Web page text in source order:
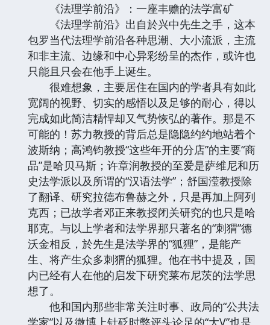
《法理学前沿》：一座丰赡的法学富矿
《法理学前沿》出自於兴中先生之手，这本
包罗当代法理学前沿各种思潮、大小流派，主流
和非主流、边缘和中心异彩纷呈的杰作，或许也
只能且只会在他手上诞生。
很难想象，主要居住在国内的学者具有如此
宽阔的视野、切实的感悟以及足够的耐心，得以
完成如此简洁精悍却又气势恢弘的著作。那是不
可能的！苏力教授的背后总是隐隐约约地站着个
波斯纳；高鸿钧教授“这些年开的分店”的主要“商
品”是哈贝马斯；许章润教授的至爱是萨维尼和历
史法学派以及所谓的“汉语法学”；舒国滢教授除
了翻译、研究拉德布鲁赫之外，只是再加上阿列
克西；已故学者邓正来教授闭关研究的也只是哈
耶克。与以上学者和法学界那只著名的“刺猬”德
沃金相反，於先生是法学界的“狐狸”，是能产
生、将产生众多刺猬的狐狸。他在书中提及，国
内已经有人在他的启发下研究莱布尼茨的法学思
想了。
他和国内那些非常关注时事、政局的“公共法
学家”以及微博上针砭时弊评头论足的“大V”也是